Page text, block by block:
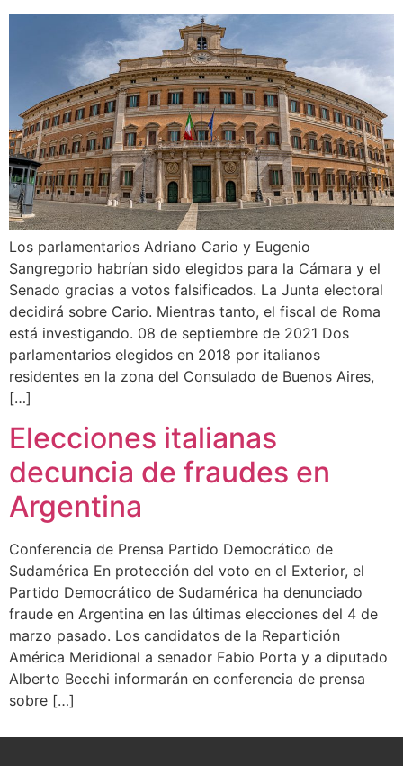
Los parlamentarios Adriano Cario y Eugenio
Sangregorio habrían sido elegidos para la Cámara y el
Senado gracias a votos falsificados. La Junta electoral
decidirá sobre Cario. Mientras tanto, el fiscal de Roma
está investigando. 08 de septiembre de 2021 Dos
parlamentarios elegidos en 2018 por italianos
residentes en la zona del Consulado de Buenos Aires,
[…]
Elecciones italianas
decuncia de fraudes en
Argentina
Conferencia de Prensa Partido Democrático de
Sudamérica En protección del voto en el Exterior, el
Partido Democrático de Sudamérica ha denunciado
fraude en Argentina en las últimas elecciones del 4 de
marzo pasado. Los candidatos de la Repartición
América Meridional a senador Fabio Porta y a diputado
Alberto Becchi informarán en conferencia de prensa
sobre […]